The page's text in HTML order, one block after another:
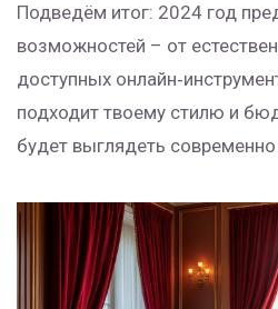
Подведём итог: 2024 год
возможностей – от
доступных
подходит твоему стилю и
будет выглядеть